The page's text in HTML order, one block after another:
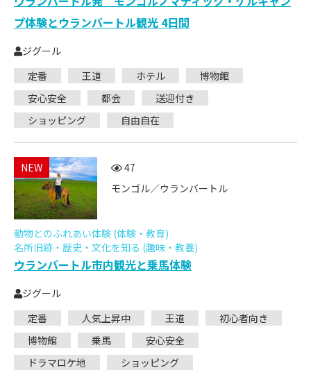
プ体験とウランバートル観光 4日間
ジグール
定番
王道 ホテル
博物館
安心安全
都会
送迎付き
ショッピング
自由自在
NEW
47
モンゴル／ウランバートル
動物とのふれあい体験 (体験・教育)
名所旧跡・歴史・文化を知る (趣味・教養)
ウランバートル市内観光と乗馬体験
ジグール
定番
人気上昇中 王道
初心者向き
博物館
乗馬
安心安全
ドラマロケ地
ショッピング